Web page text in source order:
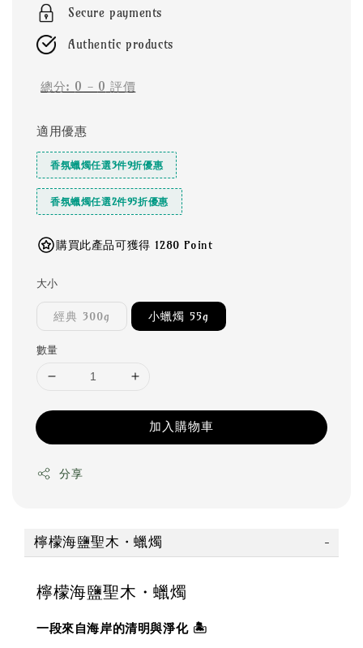
Secure payments
Authentic products
總分: 0 - 0 評價
適用優惠
香氛蠟燭任選3件9折優惠
香氛蠟燭任選2件95折優惠
購買此產品可獲得 1280 Point
大小
經典 300g 小蠟燭 55g
數量
加入購物車
分享
檸檬海鹽聖木・蠟燭
檸檬海鹽聖木・蠟燭
一段來自海岸的清明與淨化 🏝️